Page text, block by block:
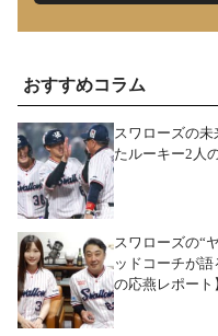
おすすめコラム
スワローズの
たルーキー2人
スワローズの“
ッドコーチが
の応燕レポート